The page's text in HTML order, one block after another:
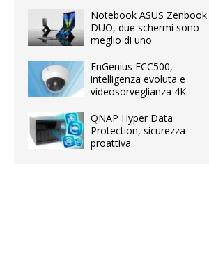
Notebook ASUS Zenbook
DUO, due schermi sono
meglio di uno
EnGenius ECC500,
intelligenza evoluta e
videosorveglianza 4K
QNAP Hyper Data
Protection, sicurezza
proattiva